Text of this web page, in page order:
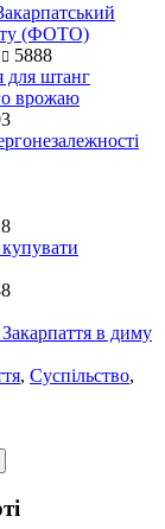
(ФОТО)
5888
для штанг
врожаю
в диму
, Суспільство,